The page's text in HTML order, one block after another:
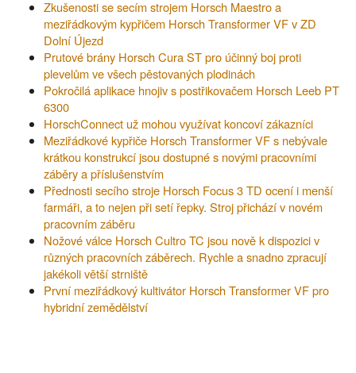
Zkušenosti se secím strojem Horsch Maestro a
meziřádkovým kypřičem Horsch Transformer VF v ZD
Dolní Újezd
Prutové brány Horsch Cura ST pro účinný boj proti
plevelům ve všech pěstovaných plodinách
Pokročilá aplikace hnojiv s postřikovačem Horsch Leeb PT
6300
HorschConnect už mohou využívat koncoví zákazníci
Meziřádkové kypřiče Horsch Transformer VF s nebývale
krátkou konstrukcí jsou dostupné s novými pracovními
záběry a příslušenstvím
Přednosti secího stroje Horsch Focus 3 TD ocení i menší
farmáři, a to nejen při setí řepky. Stroj přichází v novém
pracovním záběru
Nožové válce Horsch Cultro TC jsou nově k dispozici v
různých pracovních záběrech. Rychle a snadno zpracují
jakékoli větší strniště
První meziřádkový kultivátor Horsch Transformer VF pro
hybridní zemědělství